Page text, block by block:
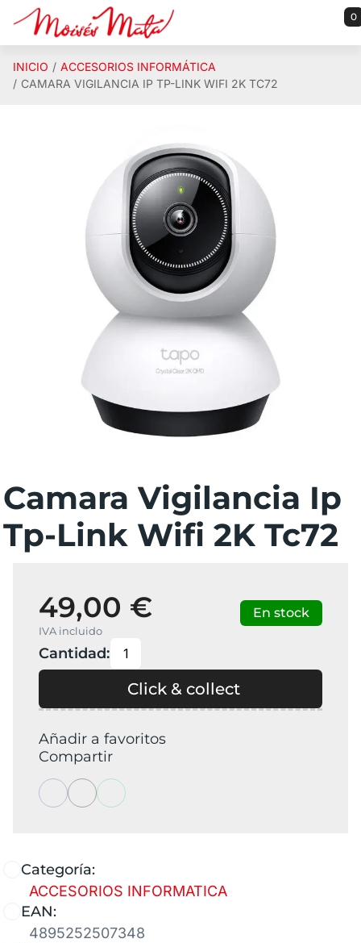
Saltar al contenido principal 0
INICIO
ACCESORIOS INFORMÁTICA
CAMARA VIGILANCIA IP TP-LINK WIFI 2K TC72
Camara Vigilancia Ip
Tp-Link Wifi 2K Tc72
Categoría:
ACCESORIOS INFORMATICA
EAN:
4895252507348
49,00 €
IVA incluido
En stock
Cantidad:
Click & collect
Añadir a favoritos
Compartir